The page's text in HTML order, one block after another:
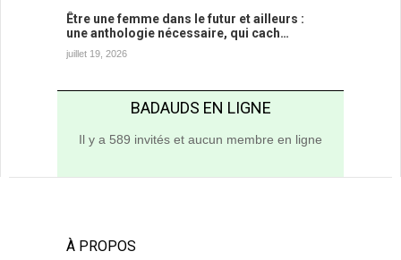
Être une femme dans le futur et ailleurs :
une anthologie nécessaire, qui cach…
juillet 19, 2026
BADAUDS EN LIGNE
Il y a 589 invités et aucun membre en ligne
À PROPOS